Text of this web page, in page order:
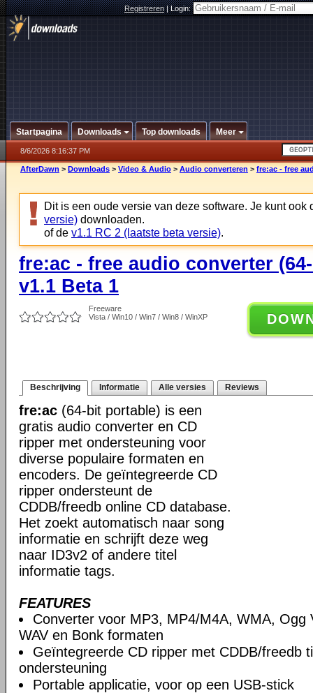
Registreren|Login:
Startpagina Downloads Top downloads Meer
8/6/2026 8:16:37 PM
AfterDawn > Downloads > Video & Audio > Audio converteren > fre:ac - free
Dit is een oude versie van deze software. Je kunt ook
versie) downloaden.
of de v1.1 RC 2 (laatste beta versie).
fre:ac - free audio converter
v1.1 Beta 1
Freeware
Vista / Win10 / Win7 / Win8 / WinXP
Beschrijving Informatie Alle versies Reviews
fre:ac (64-bit portable) is een
gratis audio converter en CD
ripper met ondersteuning voor
diverse populaire formaten en
encoders. De geïntegreerde CD
ripper ondersteunt de
CDDB/freedb online CD database.
Het zoekt automatisch naar song
informatie en schrijft deze weg
naar ID3v2 of andere titel
informatie tags.
FEATURES
Converter voor MP3, MP4/M4A, WMA, Ogg
WAV en Bonk formaten
Geïntegreerde CD ripper met CDDB/freedb
ondersteuning
Portable applicatie, voor op een USB-stick